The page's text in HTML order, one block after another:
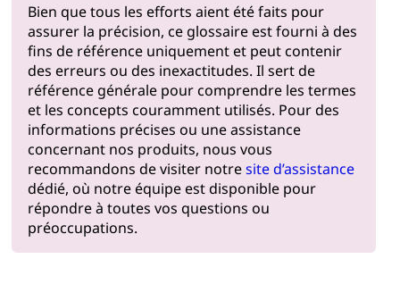
Bien que tous les efforts aient été faits pour
assurer la précision, ce glossaire est fourni à des
fins de référence uniquement et peut contenir
des erreurs ou des inexactitudes. Il sert de
référence générale pour comprendre les termes
et les concepts couramment utilisés. Pour des
informations précises ou une assistance
concernant nos produits, nous vous
recommandons de visiter notresite d’assistance
dédié, où notre équipe est disponible pour
répondre à toutes vos questions ou
préoccupations.